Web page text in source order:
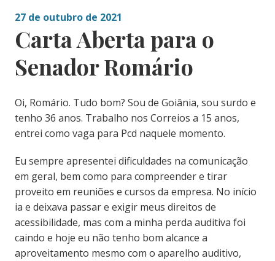
27 de outubro de 2021
Carta Aberta para o
Senador Romário
Oi, Romário. Tudo bom? Sou de Goiânia, sou surdo e
tenho 36 anos. Trabalho nos Correios a 15 anos,
entrei como vaga para Pcd naquele momento.
Eu sempre apresentei dificuldades na comunicação
em geral, bem como para compreender e tirar
proveito em reuniões e cursos da empresa. No início
ia e deixava passar e exigir meus direitos de
acessibilidade, mas com a minha perda auditiva foi
caindo e hoje eu não tenho bom alcance a
aproveitamento mesmo com o aparelho auditivo,